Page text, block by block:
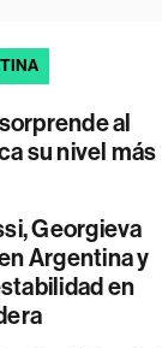
al
su nivel más
Georgieva
Argentina y
en